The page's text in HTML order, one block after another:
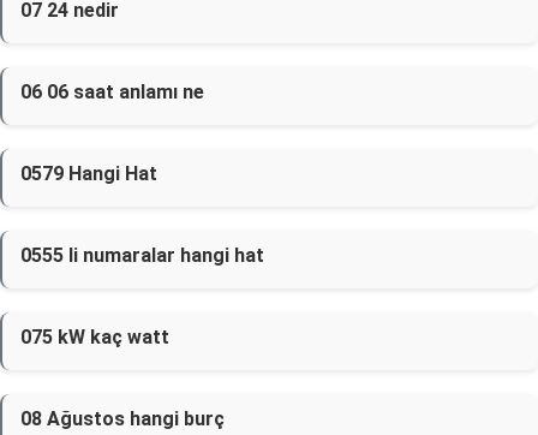
07 24 nedir
06 06 saat anlamı ne
0579 Hangi Hat
0555 li numaralar hangi hat
075 kW kaç watt
08 Ağustos hangi burç